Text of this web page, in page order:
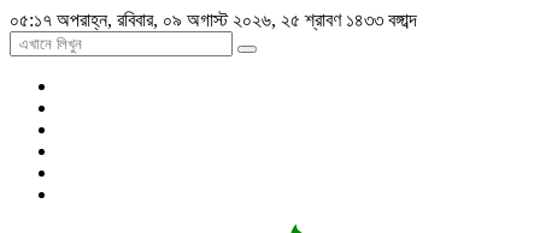
০৫:১৭ অপরাহ্ন, রবিবার, ০৯ অগাস্ট ২০২৬, ২৫ শ্রাবণ ১৪৩৩ বঙ্গাব্দ